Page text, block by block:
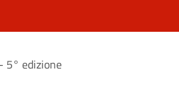
5° edizione